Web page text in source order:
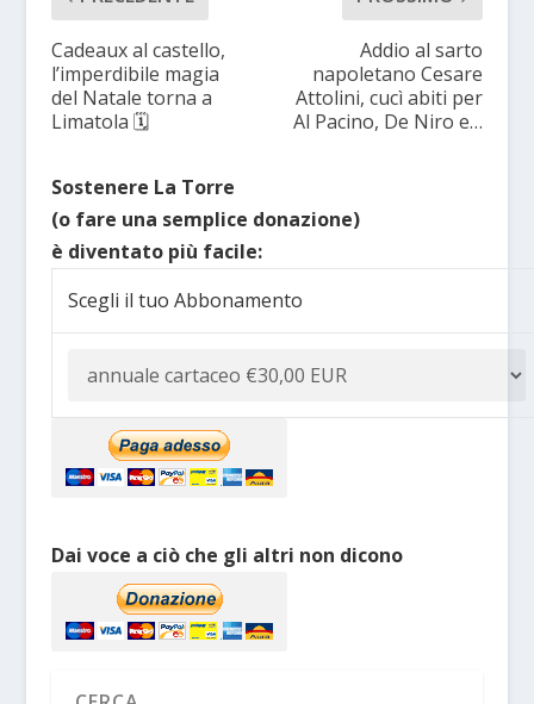
Cadeaux al castello,
l’imperdibile magia
del Natale torna a
Limatola 🗓
Addio al sarto
napoletano Cesare
Attolini, cucì abiti per
Al Pacino, De Niro e…
Sostenere La Torre
(o fare una semplice donazione)
è diventato più facile:
Scegli il tuo Abbonamento
Dai voce a ciò che gli altri non dicono